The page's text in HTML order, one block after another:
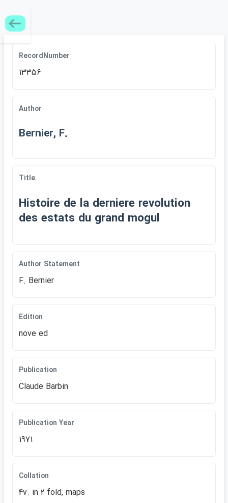
RecordNumber
13356
Author
Bernier, F.
Title
Histoire de la derniere revolution
des estats du grand mogul
Author Statement
F. Bernier
Edition
nove ed
Publication
Claude Barbin
Publication Year
1971
Collation
4v. in 2 fold, maps